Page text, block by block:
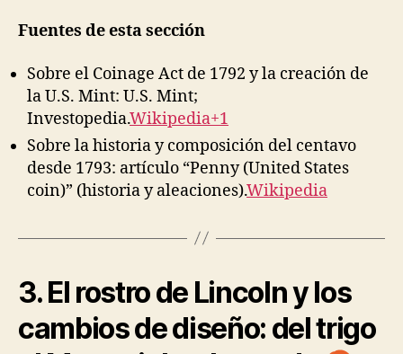
Fuentes de esta sección
Sobre el Coinage Act de 1792 y la creación de
la U.S. Mint: U.S. Mint;
Investopedia.Wikipedia+1
Sobre la historia y composición del centavo
desde 1793: artículo “Penny (United States
coin)” (historia y aleaciones).Wikipedia
3. El rostro de Lincoln y los
cambios de diseño: del trigo